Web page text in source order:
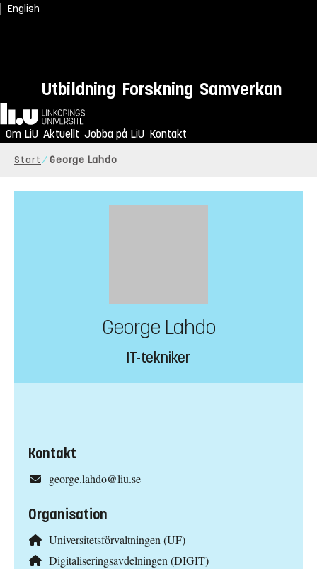
English
Utbildning Forskning Samverkan
Hem
Om LiU Aktuellt Jobba på LiU Kontakt
Start George Lahdo
George Lahdo
IT-tekniker
Kontakt
george.lahdo@liu.se
Organisation
Universitetsförvaltningen (UF)
Digitaliseringsavdelningen (DIGIT)